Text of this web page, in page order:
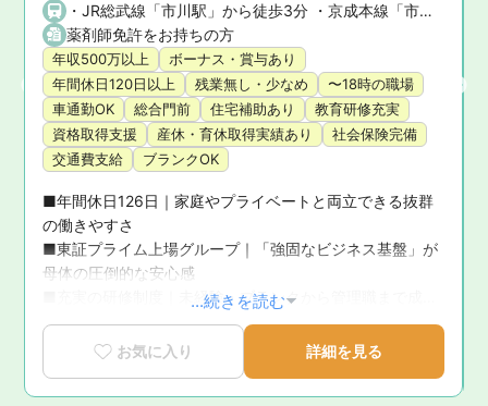
・JR総武線「市川駅」から徒歩3分 ・京成本線「市川真間駅」から徒歩5分
薬剤師免許をお持ちの方
年収500万以上
ボーナス・賞与あり
年間休日120日以上
残業無し・少なめ
〜18時の職場
車通勤OK
総合門前 住宅補助あり
教育研修充実
資格取得支援
産休・育休取得実績あり
社会保険完備
交通費支給
ブランクOK
■年間休日126日｜家庭やプライベートと両立できる抜群
の働きやすさ
■東証プライム上場グループ｜「強固なビジネス基盤」が
母体の圧倒的な安心感
■充実の研修制度｜未経験・ブランクから管理職まで成長
を徹底サポート
■育休復帰率100％！｜ライフステージの変化に寄り添う
手厚いサポート体制
■新卒3年定着率95.5％｜「社員が転職活動をしなくてい
...続きを読む
お気に入り 詳細を見る